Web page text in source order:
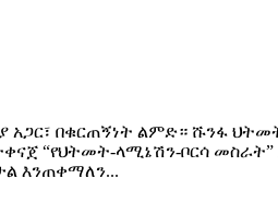
በቁርጠኝነት ልምድ። ሹንፋ ህትመት በ
“የህትመት-ላሚኔሽን-ቦርሳ መስራት”
እንጠቀማለን...